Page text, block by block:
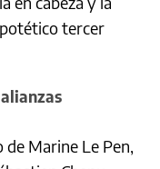
tercer
Marine Le Pen,